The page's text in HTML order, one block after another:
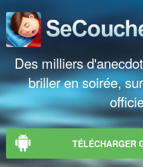
Des milliers
briller en soirée,
TÉLÉCHARGER